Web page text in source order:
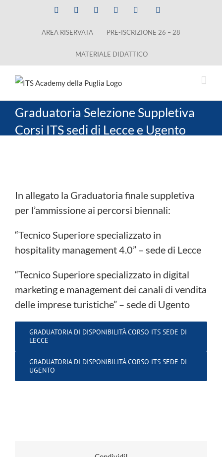
Facebook LinkedInInstagramYouTube
AREA RISERVATA PRE-ISCRIZIONE 26 – 28
MATERIALE DIDATTICO
Graduatoria Selezione Suppletiva
Corsi ITS sedi di Lecce e Ugento
In allegato la Graduatoria finale suppletiva
per l’ammissione ai percorsi biennali:
“Tecnico Superiore specializzato in
hospitality management 4.0” – sede di Lecce
“Tecnico Superiore specializzato in digital
marketing e management dei canali di vendita
delle imprese turistiche” – sede di Ugento
GRADUATORIA DI DISPONIBILITÀ CORSO ITS SEDE DI
LECCE
GRADUATORIA DI DISPONIBILITÀ CORSO ITS SEDE DI
UGENTO